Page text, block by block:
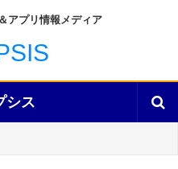
アプリ情報メディア
シス